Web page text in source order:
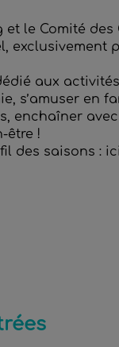
le Comité
exclusivement
aux
s’amuser en
enchaîner
être !
des saisons :